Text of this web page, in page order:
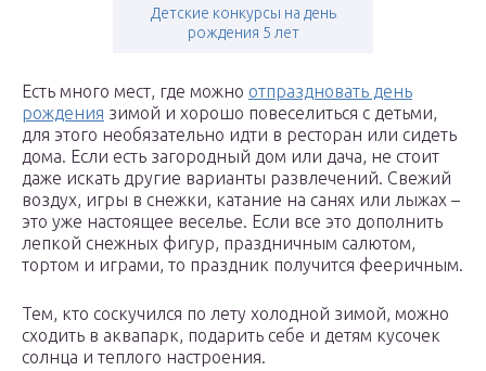
Детские конкурсы на день
рождения 5 лет
Есть много мест, где можно отпраздновать день
рождения зимой и хорошо повеселиться с детьми,
для этого необязательно идти в ресторан или сидеть
дома. Если есть загородный дом или дача, не стоит
даже искать другие варианты развлечений. Свежий
воздух, игры в снежки, катание на санях или лыжах –
это уже настоящее веселье. Если все это дополнить
лепкой снежных фигур, праздничным салютом,
тортом и играми, то праздник получится фееричным.
Тем, кто соскучился по лету холодной зимой, можно
сходить в аквапарк, подарить себе и детям кусочек
солнца и теплого настроения.